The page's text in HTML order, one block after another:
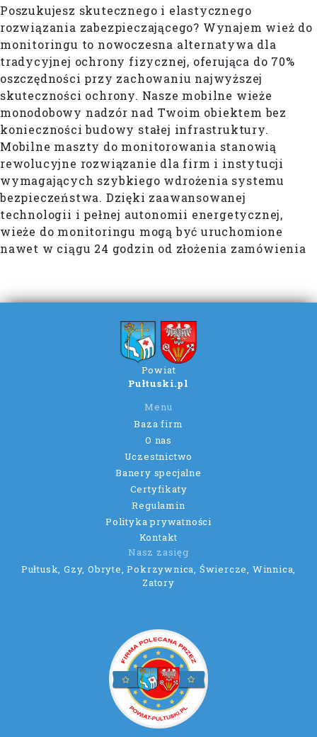
Poszukujesz skutecznego i elastycznego
rozwiązania zabezpieczającego? Wynajem wież do
monitoringu to nowoczesna alternatywa dla
tradycyjnej ochrony fizycznej, oferująca do 70%
oszczędności przy zachowaniu najwyższej
skuteczności ochrony. Nasze mobilne wieże
monodobowy nadzór nad Twoim obiektem bez
konieczności budowy stałej infrastruktury.
Mobilne maszty do monitorowania stanowią
rewolucyjne rozwiązanie dla firm i instytucji
wymagających szybkiego wdrożenia systemu
bezpieczeństwa. Dzięki zaawansowanej
technologii i pełnej autonomii energetycznej,
wieże do monitoringu mogą być uruchomione
nawet w ciągu 24 godzin od złożenia zamówienia
Powiat
Pułtuski.pl
Menu
Baza firm
O nas
Uczestnictwo
Banery specjalne
Certyfikaty
Regulamin
Polityka prywatności
Kontakt
Nasz zasięg
Pułtusk, Gzy, Obryte, Pokrzywnica, Świercze, Winnica,
Zatory